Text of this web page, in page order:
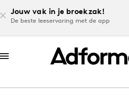
Jouw vak in je broekzak!
De beste leeservaring met de app